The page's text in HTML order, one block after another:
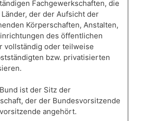
Fachgewerkschaften, die
der der Aufsicht der
Körperschaften, Anstalten,
des öffentlichen
vollständig oder teilweise
bzw. privatisierten
ist der Sitz der
der der Bundesvorsitzende
angehört.